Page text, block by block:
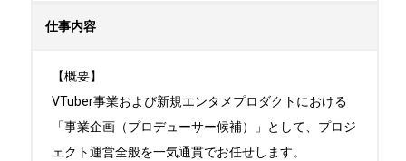
仕事内容
【概要】
VTuber事業および新規エンタメプロダクトにおける
「事業企画（プロデューサー候補）」として、プロジ
ェクト運営全般を一気通貫でお任せします。